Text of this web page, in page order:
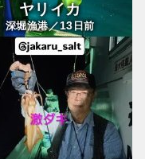
ヤリイカ
深堀漁港／ 13 日前